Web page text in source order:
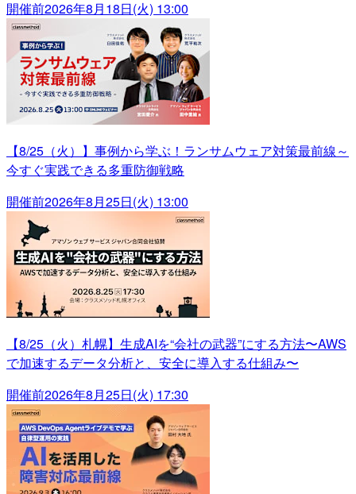
開催前2026年8月18日(火) 13:00
【8/25（火）】事例から学ぶ！ランサムウェア対策最前線～
今すぐ実践できる多重防御戦略
開催前2026年8月25日(火) 13:00
【8/25（火）札幌】生成AIを“会社の武器”にする方法〜AWS
で加速するデータ分析と、安全に導入する仕組み〜
開催前2026年8月25日(火) 17:30